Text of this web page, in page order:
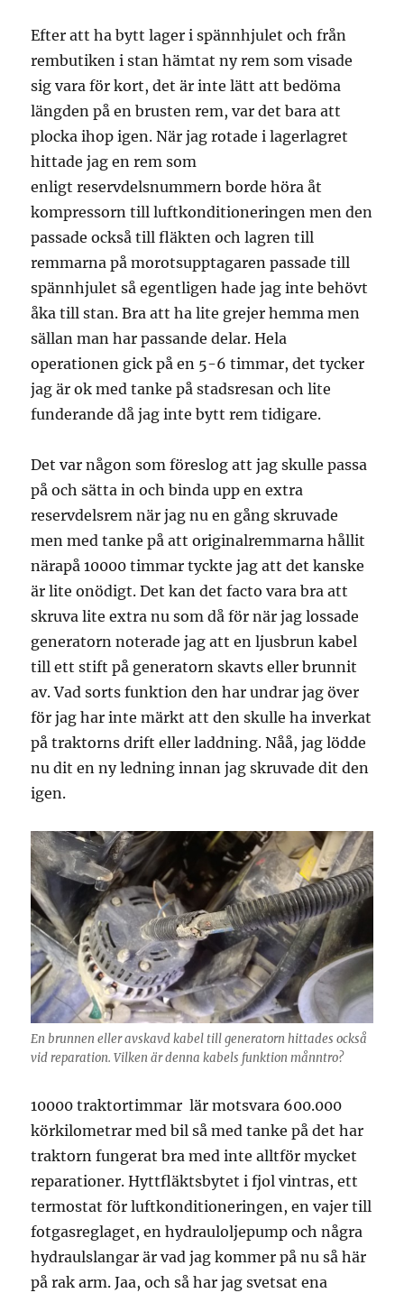
Efter att ha bytt lager i spännhjulet och från
rembutiken i stan hämtat ny rem som visade
sig vara för kort, det är inte lätt att bedöma
längden på en brusten rem, var det bara att
plocka ihop igen. När jag rotade i lagerlagret
hittade jag en rem som
enligt reservdelsnummern borde höra åt
kompressorn till luftkonditioneringen men den
passade också till fläkten och lagren till
remmarna på morotsupptagaren passade till
spännhjulet så egentligen hade jag inte behövt
åka till stan. Bra att ha lite grejer hemma men
sällan man har passande delar. Hela
operationen gick på en 5-6 timmar, det tycker
jag är ok med tanke på stadsresan och lite
funderande då jag inte bytt rem tidigare.
Det var någon som föreslog att jag skulle passa
på och sätta in och binda upp en extra
reservdelsrem när jag nu en gång skruvade
men med tanke på att originalremmarna hållit
närapå 10000 timmar tyckte jag att det kanske
är lite onödigt. Det kan det facto vara bra att
skruva lite extra nu som då för när jag lossade
generatorn noterade jag att en ljusbrun kabel
till ett stift på generatorn skavts eller brunnit
av. Vad sorts funktion den har undrar jag över
för jag har inte märkt att den skulle ha inverkat
på traktorns drift eller laddning. Nåå, jag lödde
nu dit en ny ledning innan jag skruvade dit den
igen.
En brunnen eller avskavd kabel till generatorn hittades också
vid reparation. Vilken är denna kabels funktion månntro?
10000 traktortimmar lär motsvara 600.000
körkilometrar med bil så med tanke på det har
traktorn fungerat bra med inte alltför mycket
reparationer. Hyttfläktsbytet i fjol vintras, ett
termostat för luftkonditioneringen, en vajer till
fotgasreglaget, en hydrauloljepump och några
hydraulslangar är vad jag kommer på nu så här
på rak arm. Jaa, och så har jag svetsat ena